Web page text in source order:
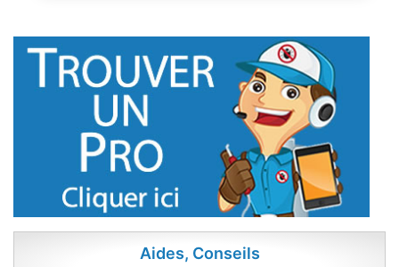
Aides, Conseils